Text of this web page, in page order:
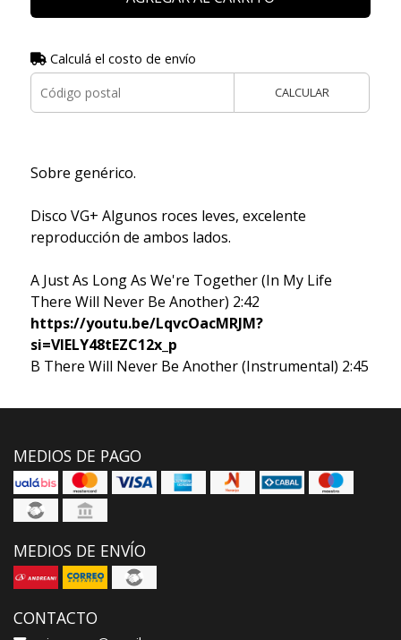
Calculá el costo de envío
CALCULAR
Sobre genérico.
Disco VG+ Algunos roces leves, excelente
reproducción de ambos lados.
A Just As Long As We're Together (In My Life
There Will Never Be Another) 2:42
https://youtu.be/LqvcOacMRJM?
si=VlELY48tEZC12x_p
B There Will Never Be Another (Instrumental) 2:45
MEDIOS DE PAGO
MEDIOS DE ENVÍO
CONTACTO